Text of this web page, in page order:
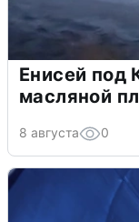
Енисей под
масляной
8 августа 0